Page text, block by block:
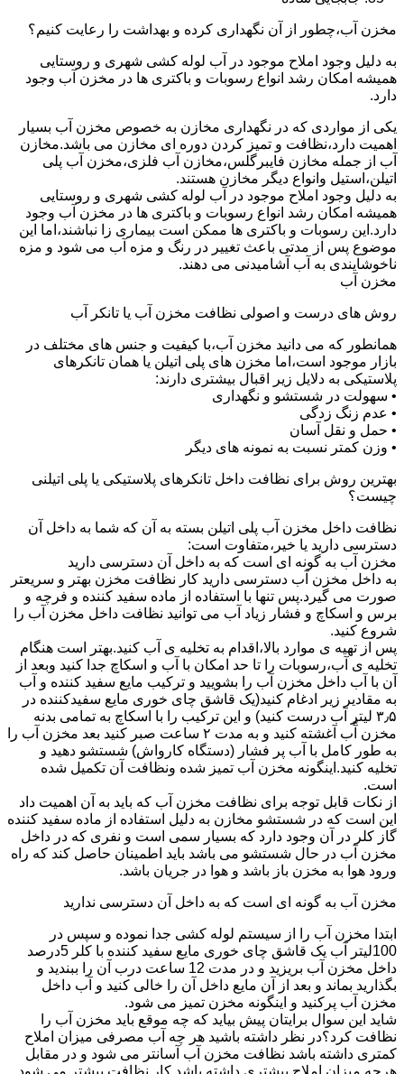
مخزن آب،چطور از آن نگهداری کرده و بهداشت را رعایت کنیم؟
به دلیل وجود املاح موجود در آب لوله کشی شهری و روستایی
همیشه امکان رشد انواع رسوبات و باکتری ها در مخزن آب وجود
دارد.
یکی از مواردی که در نگهداری مخازن به خصوص مخزن آب بسیار
اهمیت دارد،نظافت و تمیز کردن دوره ای مخازن می باشد.مخازن
آب از جمله مخازن فایبرگلس،مخازن آب فلزی،مخزن آب پلی
اتیلن،استیل وانواع دیگر مخازن هستند.
به دلیل وجود املاح موجود در آب لوله کشی شهری و روستایی
همیشه امکان رشد انواع رسوبات و باکتری ها در مخزن آب وجود
دارد.این رسوبات و باکتری ها ممکن است بیماری زا نباشند،اما این
موضوع پس از مدتی باعث تغییر در رنگ و مزه آب می شود و مزه
ناخوشایندی به آب آشامیدنی می دهند.
مخزن آب
روش های درست و اصولی نظافت مخزن آب یا تانکر آب
همانطور که می دانید مخزن آب،با کیفیت و جنس های مختلف در
بازار موجود است،اما مخزن های پلی اتیلن یا همان تانکرهای
پلاستیکی به دلایل زیر اقبال بیشتری دارند:
• سهولت در شستشو و نگهداری
• عدم زنگ زدگی
• حمل و نقل آسان
• وزن کمتر نسبت به نمونه های دیگر
بهترین روش برای نظافت داخل تانکرهای پلاستیکی یا پلی اتیلنی
چیست؟
نظافت داخل مخزن آب پلی اتیلن بسته به آن که شما به داخل آن
دسترسی دارید یا خیر،متفاوت است:
مخزن آب به گونه ای است که به داخل آن دسترسی دارید
به داخل مخزن آب دسترسی دارید کار نظافت مخزن بهتر و سریعتر
صورت می گیرد.پس تنها با استفاده از ماده سفید کننده و فرچه و
برس و اسکاچ و فشار زیاد آب می توانید نظافت داخل مخزن آب را
شروع کنید.
پس از تهیه ی موارد بالا،اقدام به تخلیه ی آب کنید.بهتر است هنگام
تخلیه ی آب،رسوبات را تا حد امکان با آب و اسکاچ جدا کنید وبعد از
آن با آب داخل مخزن آب را بشویید و ترکیب مایع سفید کننده و آب
به مقادیر زیر ادغام کنید(یک قاشق چای خوری مایع سفیدکننده در
۳٫۵ لیتر آب درست کنید) و این ترکیب را با اسکاچ به تمامی بدنه
مخزن آّب آغشته کنید و به مدت ۲ ساعت صبر کنید بعد مخزن آب را
به طور کامل با آب پر فشار (دستگاه کارواش) شستشو دهید و
تخلیه کنید.اینگونه مخزن آب تمیز شده ونظافت آن تکمیل شده
است.
از نکات قابل توجه برای نظافت مخزن آب که باید به آن اهمیت داد
این است که در شستشو مخازن به دلیل استفاده از ماده سفید کننده
گاز کلر در آن وجود دارد که بسیار سمی است و نفری که در داخل
مخزن آب در حال شستشو می باشد باید اطمینان حاصل کند که راه
ورود هوا به مخزن باز باشد و هوا در جریان باشد.
مخزن آب به گونه ای است که به داخل آن دسترسی ندارید
ابتدا مخزن آب را از سیستم لوله کشی جدا نموده و سپس در
100لیتر آب یک قاشق چای خوری مایع سفید کننده با کلر 5درصد
داخل مخزن آب بریزید و در مدت 12 ساعت درب آن را ببندید و
بگذارید بماند و بعد از آن مایع داخل آن را خالی کنید و آب داخل
مخزن آب پرکنید و اینگونه مخزن تمیز می شود.
شاید این سوال برایتان پیش بیاید که چه موقع باید مخزن آب را
نظافت کرد؟در نظر داشته باشید هر چه آب مصرفی میزان املاح
کمتری داشته باشد نظافت مخزن آب آسانتر می شود و در مقابل
هرچه میزان املاح بیشتری داشته باشد کار نظافت بیشتر می شود